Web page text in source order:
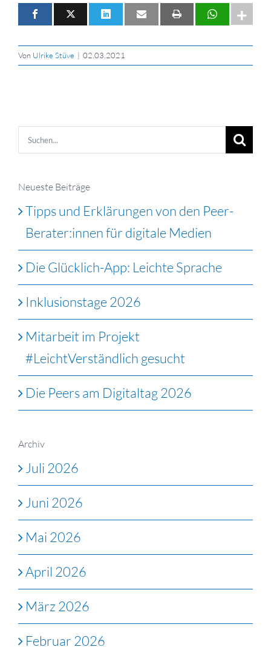
Von Ulrike Stüve | 02.03.2021
Suche
nach:
Neueste Beiträge
Tipps und Erklärungen von den Peer-
Berater:innen für digitale Medien
Die Glücklich-App: Leichte Sprache
Inklusionstage 2026
Mitarbeit im Projekt
#LeichtVerständlich gesucht
Die Peers am Digitaltag 2026
Archiv
Juli 2026
Juni 2026
Mai 2026
April 2026
März 2026
Februar 2026